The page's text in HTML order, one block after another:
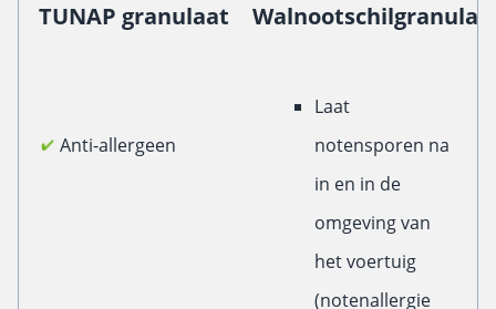
TUNAP granulaat
Anti-allergeen
Laat
notensporen na
in en in de
omgeving van
het voertuig
(notenallergie